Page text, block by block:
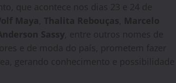
que acontece nos dias 23 e 24 de
Maya, Thalita Rebouças, Marcelo
Sassy, entre outros nomes de
e de moda do país, prometem fazer
gerando conhecimento e possibilidade